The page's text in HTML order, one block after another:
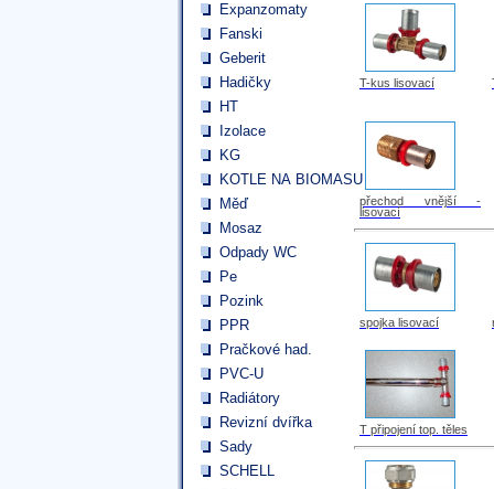
Expanzomaty
Fanski
Geberit
Hadičky
HT
Izolace
KG
KOTLE NA BIOMASU
Měď
Mosaz
Odpady WC
Pe
Pozink
PPR
Pračkové had.
PVC-U
Radiátory
Revizní dvířka
Sady
SCHELL
T-kus lisovací
přechod vnější -
lisovací
spojka lisovací
T připojení top. těles